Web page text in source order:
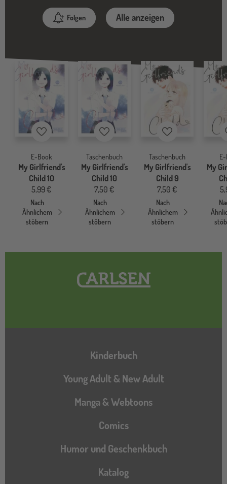
Folgen Alle anzeigen
Merkzettel
E-Book
My Girlfriend's
Child 10
5,99 €
Nach
Ähnlichem
stöbern
Merkzettel
Taschenbuch
My Girlfriend's
Child 10
7,50 €
Nach
Ähnlichem
stöbern
Merkzettel
Taschenbuch
My Girlfriend's
Child 9
7,50 €
Nach
Ähnlichem
stöbern
My
Hauptnavigation
Kinderbuch
Young Adult & New Adult
Manga & Webtoons
Comics
Humor und Geschenkbuch
Katalog
Katalog